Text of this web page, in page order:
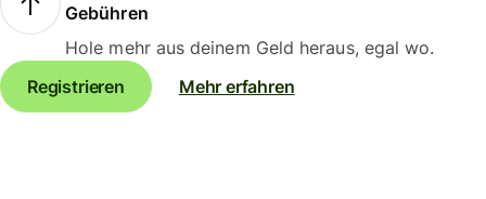
Gebühren
Hole mehr aus deinem Geld heraus, egal wo.
Registrieren
Mehr erfahren